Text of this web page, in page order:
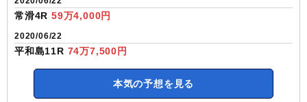
常滑4R 59万4,000円
2020/06/22
平和島11R 74万7,500円
本気の予想を見る